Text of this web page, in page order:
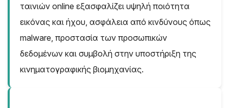
ταινιών online εξασφαλίζει υψηλή ποιότητα
εικόνας και ήχου, ασφάλεια από κινδύνους όπως
malware, προστασία των προσωπικών
δεδομένων και συμβολή στην υποστήριξη της
κινηματογραφικής βιομηχανίας.